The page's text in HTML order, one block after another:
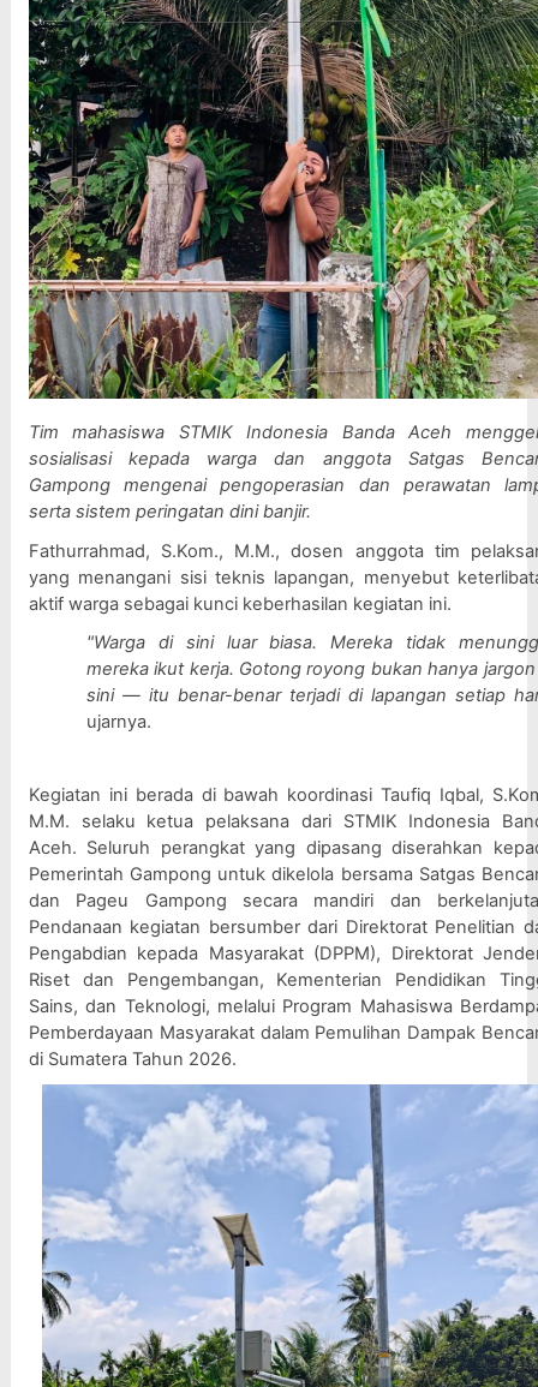
Tim mahasiswa STMIK Indonesia Banda Aceh
sosialisasi kepada warga dan anggota Satgas
Gampong mengenai pengoperasian dan perawatan
serta sistem peringatan dini banjir.
Fathurrahmad, S.Kom., M.M., dosen anggota tim
yang menangani sisi teknis lapangan, menyebut
aktif warga sebagai kunci keberhasilan kegiatan ini.
"Warga di sini luar biasa. Mereka tidak
mereka ikut kerja. Gotong royong bukan hanya
sini — itu benar-benar terjadi di lapangan setiap
ujarnya.
Kegiatan ini berada di bawah koordinasi Taufiq Iqbal,
M.M. selaku ketua pelaksana dari STMIK Indonesia
Aceh. Seluruh perangkat yang dipasang diserahkan
Pemerintah Gampong untuk dikelola bersama Satgas
dan Pageu Gampong secara mandiri dan
Pendanaan kegiatan bersumber dari Direktorat Penelitian
Pengabdian kepada Masyarakat (DPPM), Direktorat
Riset dan Pengembangan, Kementerian Pendidikan
Sains, dan Teknologi, melalui Program Mahasiswa
Pemberdayaan Masyarakat dalam Pemulihan Dampak
di Sumatera Tahun 2026.